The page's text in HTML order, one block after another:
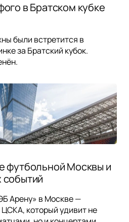
в Братском кубке
были встретится в
за Братский кубок.
футбольной Москвы и
событий
Арену» в Москве —
который удивит не